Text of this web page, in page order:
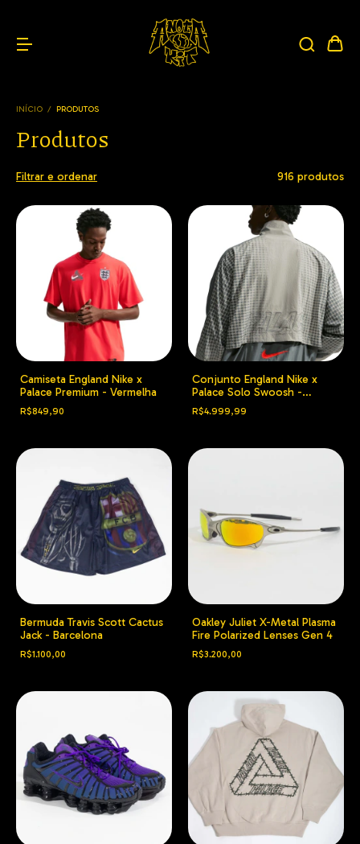
INÍCIO / PRODUTOS
Produtos
Filtrar e ordenar 916 produtos
Camiseta England Nike x
Palace Premium - Vermelha
R$849,90
Conjunto England Nike x
Palace Solo Swoosh -
Pewter Grey
R$4.999,99
Bermuda Travis Scott Cactus
Jack - Barcelona
R$1.100,00
Oakley Juliet X-Metal Plasma
Fire Polarized Lenses Gen 4
R$3.200,00